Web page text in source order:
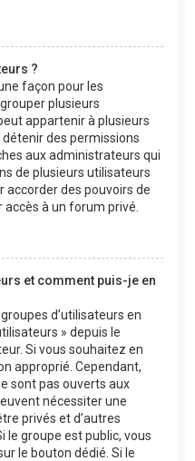
?
façon pour les
plusieurs
appartenir à plusieurs
des permissions
aux administrateurs qui
de plusieurs utilisateurs
accorder des pouvoirs de
à un forum privé.
et comment puis-je en
d’utilisateurs en
» depuis le
Si vous souhaitez en
approprié. Cependant,
sont pas ouverts aux
nécessiter une
privés et d’autres
le groupe est public, vous
le bouton dédié. Si le